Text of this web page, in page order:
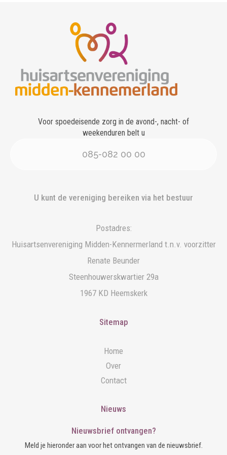
Voor spoedeisende zorg in de avond-, nacht- of
weekenduren belt u
085-082 00 00
U kunt de vereniging bereiken via het bestuur
Postadres:
Huisartsenvereniging Midden-Kennermerland t.n.v. voorzitter
Renate Beunder
Steenhouwerskwartier 29a
1967 KD Heemskerk
Sitemap
Home
Over
Contact
Nieuws
Nieuwsbrief ontvangen?
Meld je hieronder aan voor het ontvangen van de nieuwsbrief.